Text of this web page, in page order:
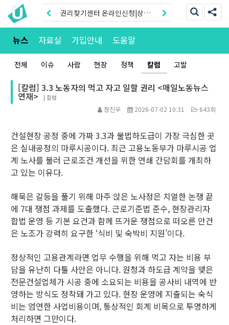
권리찾기센터 온라인신청|상담
톡
권리찾기유니온 조합원|후원안
뉴스 자료실 가입안내 도움말
전체 이슈 사람 현장 정책 칼럼 고발
[칼럼] 3.3 노동자의 먹고 자고 일할 권리 <매일노동뉴스
연재> | 칼럼
정진우 2026-07-02 10:31 643회
건설현장 공정 중에 가짜 3.3과 불법하도급이 가장 극심한 곳
은 실내공정의 마루시공이다. 최근 고용노동부가 마루시공 업
계 노사를 불러 근로조건 개선을 위한 연쇄 간담회를 개최하
고 있는 이유다.
해묵은 갈등을 풀기 위해 마주 앉은 노사정은 치열한 논쟁 끝
에 7대 쟁점 과제를 도출했다. 근로기준법 준수, 현장관리자
합법 운영 등 기본 요건과 함께 뜨거운 쟁점으로 떠오른 안건
은 노조가 강력히 요구한 ‘식비 및 숙박비 지원’이다.
정상적인 고용관계라면 업무 수행을 위해 먹고 자는 비용 부
담을 유난히 다툴 사안은 아니다. 원청과 하도급 계약을 맺은
전문건설업체가 시공 중에 소요되는 비용을 공사비 내역에 반
영하는 방식도 정착돼 가고 있다. 현장 운영에 지출되는 숙식
비는 엄연한 사업비용이며, 통상적인 회계 비목으로 투명하게
처리하면 그만이다.